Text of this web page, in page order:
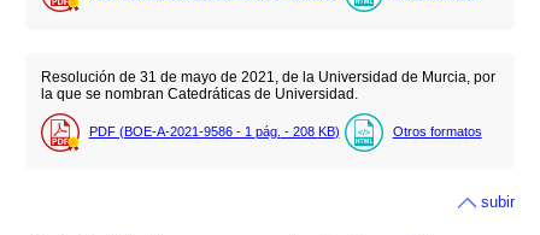
Resolución de 31 de mayo de 2021, de la Universidad de Murcia, por
la que se nombran Catedráticas de Universidad.
PDF (BOE-A-2021-9586 - 1 pág. - 208 KB) Otros formatos
subir